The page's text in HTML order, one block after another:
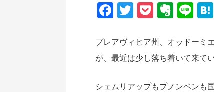
Facebook
Twitter
Pocket
プレアヴィヒア州、オッドーミ
が、最近は少し落ち着いて来て
シェムリアップもプノンペンも